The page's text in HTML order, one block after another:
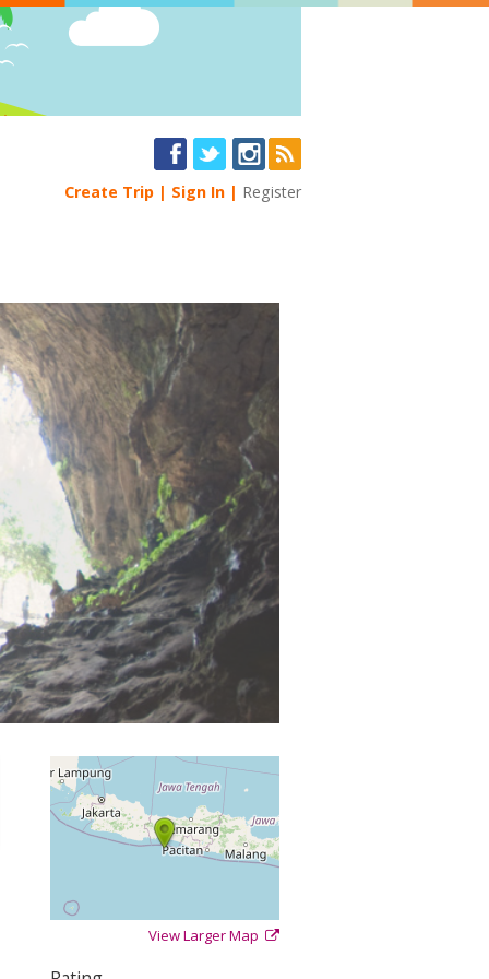
Create Trip Sign In Register
View Larger Map